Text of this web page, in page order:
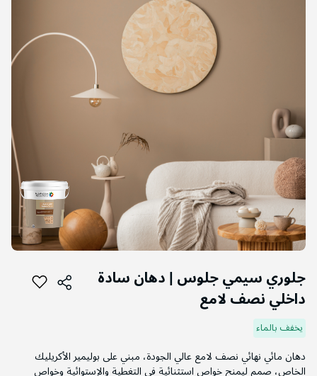
جلوري سيمي جلوس | دهان سادة
داخلي نصف لامع
يخفف بالماء
دهان مائي نهائي نصف لامع عالي الجودة، مبني على بوليمير الأكريليك
الخاص، صمم ليمنح خواص استثنائية في التغطية والإستوائية وخواص
التخطي
إلى
بداية
معرض
الصور